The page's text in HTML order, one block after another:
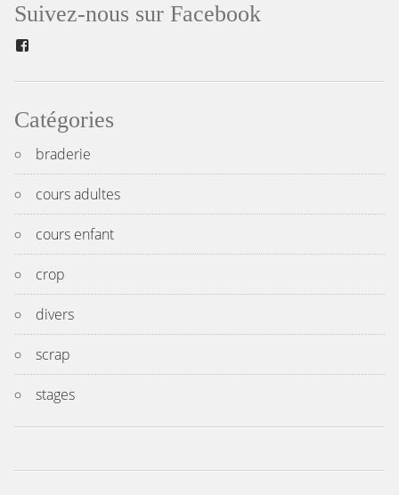
l’article
Suivez-nous sur Facebook
Catégories
braderie
cours adultes
cours enfant
crop
divers
scrap
stages